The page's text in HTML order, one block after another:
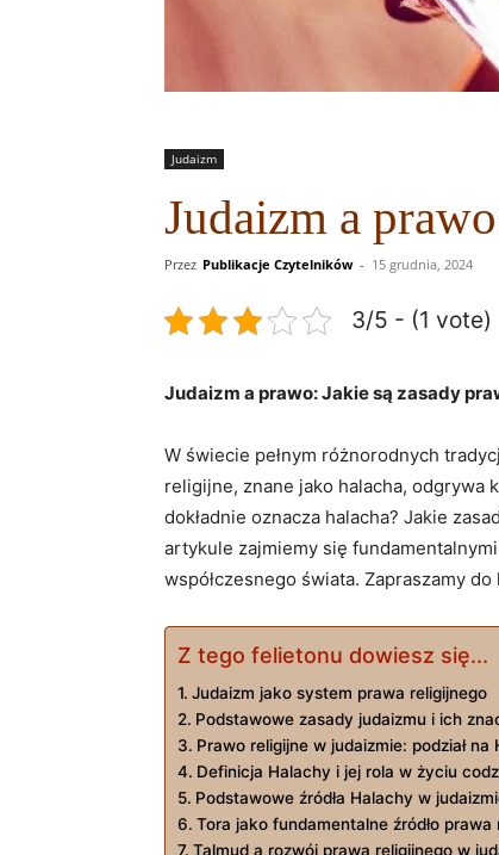
Judaizm
Judaizm a
Przez Publikacje Czytelników - 15 grudnia, 2024
3/5 - (1 vote)
Judaizm a prawo: Jakie są zasady
W ‌świecie pełnym różnorodnych
religijne,​ znane jako halacha, odgrywa
dokładnie oznacza​ halacha? ‍Jakie
⁢artykule ⁤zajmiemy się
współczesnego świata. Zapraszamy​
Z tego felietonu dowiesz się...
Judaizm​ jako ⁢system prawa religijnego
Podstawowe zasady judaizmu i ich‍
Prawo religijne ‍w judaizmie: podział na
Definicja⁤ Halachy ‌i jej rola ​w życiu
Podstawowe źródła Halachy w
Tora jako fundamentalne źródło prawa‍
Talmud a rozwój prawa​ religijnego‍ w